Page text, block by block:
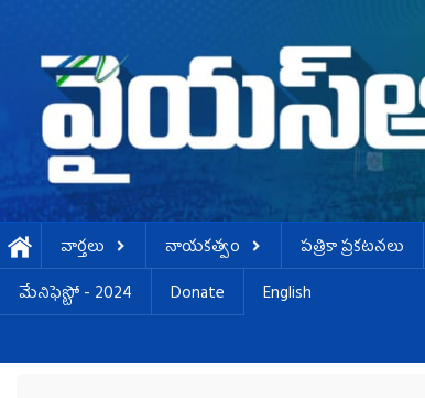
వార్తలు నాయకత్వం పత్రికా ప్రకటనలు
మేనిఫెస్టో - 2024
Donate English